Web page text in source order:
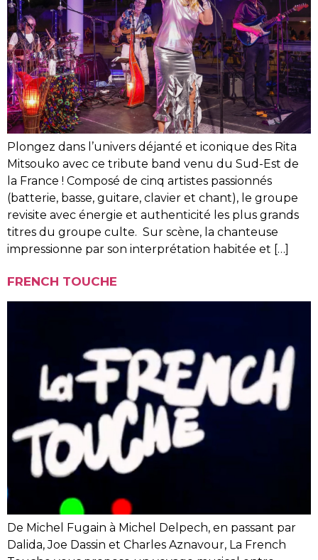
Plongez dans l’univers déjanté et iconique des Rita
Mitsouko avec ce tribute band venu du Sud-Est de
la France ! Composé de cinq artistes passionnés
(batterie, basse, guitare, clavier et chant), le groupe
revisite avec énergie et authenticité les plus grands
titres du groupe culte. Sur scène, la chanteuse
impressionne par son interprétation habitée et […]
FRENCH TOUCHE
De Michel Fugain à Michel Delpech, en passant par
Dalida, Joe Dassin et Charles Aznavour, La French